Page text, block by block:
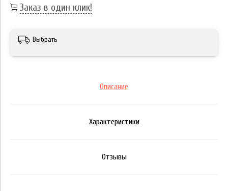
Заказ в один клик!
Выбрать
Описание
Характеристики
Отзывы